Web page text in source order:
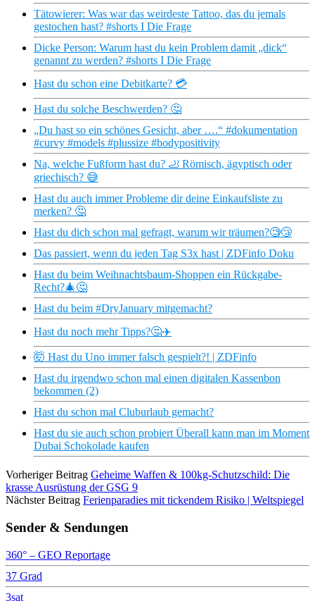
Tätowierer: Was war das weirdeste Tattoo, das du jemals
gestochen hast? #shorts I Die Frage
Dicke Person: Warum hast du kein Problem damit „dick“
genannt zu werden? #shorts I Die Frage
Hast du schon eine Debitkarte? 💳
Hast du solche Beschwerden? 🤔
„Du hast so ein schönes Gesicht, aber ….“ #dokumentation
#curvy #models #plussize #bodypositivity
Na, welche Fußform hast du? 🦶 Römisch, ägyptisch oder
griechisch? 😅
Hast du auch immer Probleme dir deine Einkaufsliste zu
merken? 🤔
Hast du dich schon mal gefragt, warum wir träumen?🧐😴
Das passiert, wenn du jeden Tag S3x hast | ZDFinfo Doku
Hast du beim Weihnachtsbaum-Shoppen ein Rückgabe-
Recht?🎄🤔
Hast du beim #DryJanuary mitgemacht?
Hast du noch mehr Tipps?🤔✈️
🤯 Hast du Uno immer falsch gespielt?! | ZDFinfo
Hast du irgendwo schon mal einen digitalen Kassenbon
bekommen (2)
Hast du schon mal Cluburlaub gemacht?
Hast du sie auch schon probiert Überall kann man im Moment
Dubai Schokolade kaufen
Vorheriger Beitrag Geheime Waffen & 100kg-Schutzschild: Die
krasse Ausrüstung der GSG 9
Nächster Beitrag Ferienparadies mit tickendem Risiko | Weltspiegel
Sender & Sendungen
360° – GEO Reportage
37 Grad
3sat